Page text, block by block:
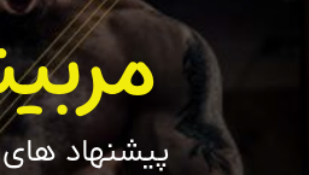
پیشنهاد های